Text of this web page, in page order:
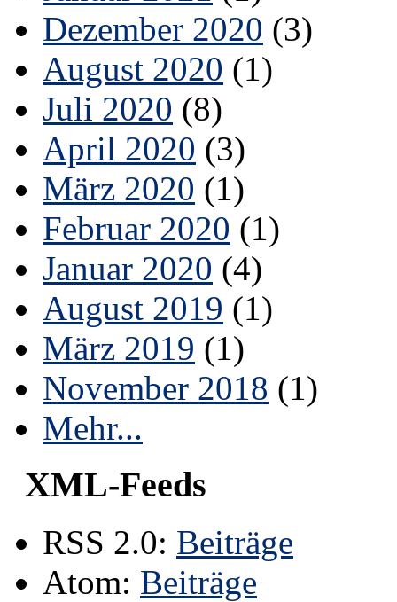
Dezember 2020 (3)
August 2020 (1)
Juli 2020 (8)
April 2020 (3)
März 2020 (1)
Februar 2020 (1)
Januar 2020 (4)
August 2019 (1)
März 2019 (1)
November 2018 (1)
Mehr...
XML-Feeds
RSS 2.0: Beiträge
Atom: Beiträge